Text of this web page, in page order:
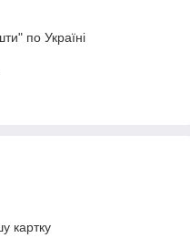
по Україні
картку